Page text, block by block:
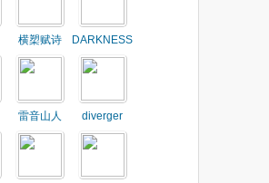
横槊赋诗 DARKNESS
雷音山人 diverger